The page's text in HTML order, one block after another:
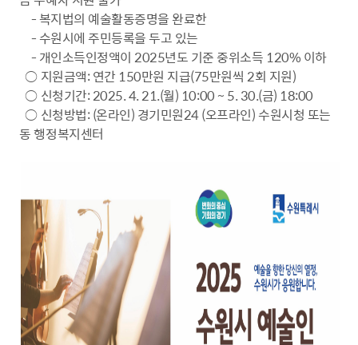
- 복지법의 예술활동증명을 완료한
- 수원시에 주민등록을 두고 있는
- 개인소득인정액이 2025년도 기준 중위소득 120% 이하
○ 지원금액: 연간 150만원 지급(75만원씩 2회 지원)
○ 신청기간: 2025. 4. 21.(월) 10:00 ~ 5. 30.(금) 18:00
○ 신청방법: (온라인) 경기민원24 (오프라인) 수원시청 또는
동 행정복지센터